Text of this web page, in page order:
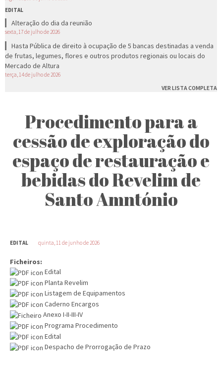
EDITAL
Alteração do dia da reunião
sexta, 17 de julho de 2026
Hasta Pública de direito à ocupação de 5 bancas destinadas a venda
de frutas, legumes, flores e outros produtos regionais ou locais do
Mercado de Altura
terça, 14 de julho de 2026
VER LISTA COMPLETA
Procedimento para a
cessão de exploração do
espaço de restauração e
bebidas do Revelim de
Santo Amntónio
EDITAL quinta, 11 de junho de 2026
Ficheiros:
Edital
Planta Revelim
Listagem de Equipamentos
Caderno Encargos
Anexo I-II-III-IV
Programa Procedimento
Edital
Despacho de Prorrogação de Prazo